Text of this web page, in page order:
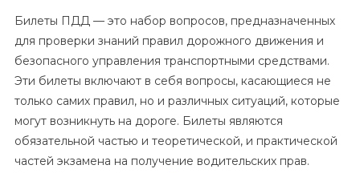
Билеты ПДД — это набор вопросов, предназначенных
для проверки знаний правил дорожного движения и
безопасного управления транспортными средствами.
Эти билеты включают в себя вопросы, касающиеся не
только самих правил, но и различных ситуаций, которые
могут возникнуть на дороге. Билеты являются
обязательной частью и теоретической, и практической
частей экзамена на получение водительских прав.